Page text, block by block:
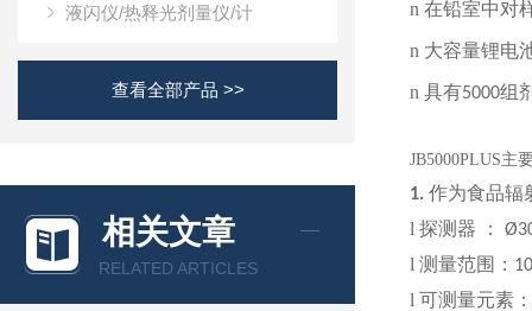
液闪仪/热释光剂量仪/计
查看全部产品 >>
相关文章
RELATED ARTICLES
n 在铅室中对
n 大容量锂电
n 具有5000组
JB5000PLUS主
1. 作为食品辐
l 探测器 ：
l 测量范围： 10
l 可测量元素：